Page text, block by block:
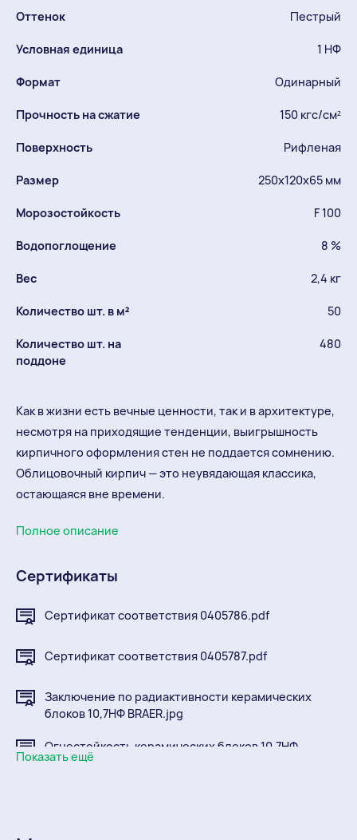
Оттенок Пестрый
Условная единица 1 НФ
Формат Одинарный
Прочность на сжатие 150 кгс/см²
Поверхность Рифленая
Размер 250х120х65 мм
Морозостойкость F 100
Водопоглощение 8 %
Вес 2,4 кг
Количество шт. в м² 50
Количество шт. на
поддоне
480
Как в жизни есть вечные ценности, так и в архитектуре,
несмотря на приходящие тенденции, выигрышность
кирпичного оформления стен не поддается сомнению.
Облицовочный кирпич — это неувядающая классика,
остающаяся вне времени.
Полное описание
Сертификаты
Сертификат соответствия 0405786.pdf
Сертификат соответствия 0405787.pdf
Заключение по радиактивности керамических
блоков 10,7НФ BRAER.jpg
Огнестойкость керамических блоков 10,7НФ
BRAER.pdf
Показать ещё